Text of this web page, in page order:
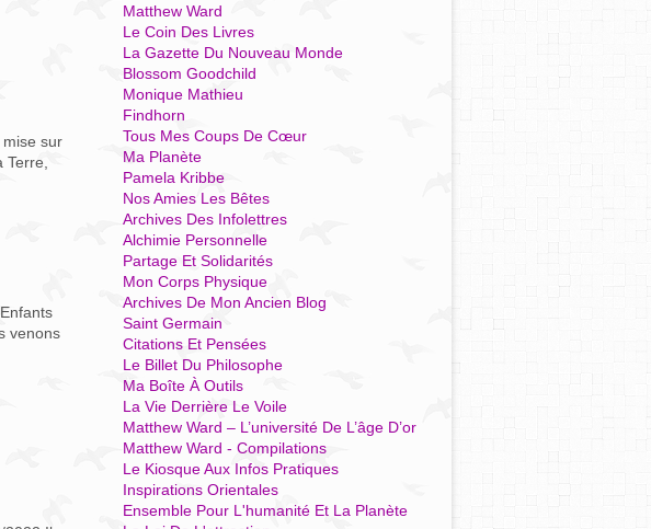
sur
venons
Matthew Ward
Le Coin Des Livres
La Gazette Du Nouveau Monde
Blossom Goodchild
Monique Mathieu
Findhorn
Tous Mes Coups De Cœur
Ma Planète
Pamela Kribbe
Nos Amies Les Bêtes
Archives Des Infolettres
Alchimie Personnelle
Partage Et Solidarités
Mon Corps Physique
Archives De Mon Ancien Blog
Saint Germain
Citations Et Pensées
Le Billet Du Philosophe
Ma Boîte À Outils
La Vie Derrière Le Voile
Matthew Ward – L’université De L’âge D’or
Matthew Ward - Compilations
Le Kiosque Aux Infos Pratiques
Inspirations Orientales
Ensemble Pour L'humanité Et La Planète